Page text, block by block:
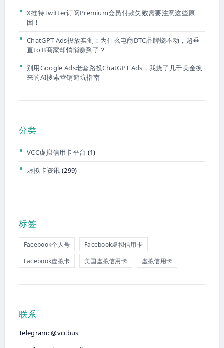
X推特Twitter订阅Premium会员付款失败需要注意这些原
因！
ChatGPT Ads投放实测：为什么电商DTC品牌烧不动，超垂
直to B商家却悄悄赚到了？
别用Google Ads老套路投ChatGPT Ads，我烧了几千美金换
来的AI搜索营销避坑指南
分类
VCC虚拟信用卡平台 (1)
虚拟卡资讯 (299)
标签
Facebook个人号
Facebook虚拟信用卡
Facebook虚拟卡
美国虚拟信用卡 虚拟信用卡
联系
Telegram: @vccbus